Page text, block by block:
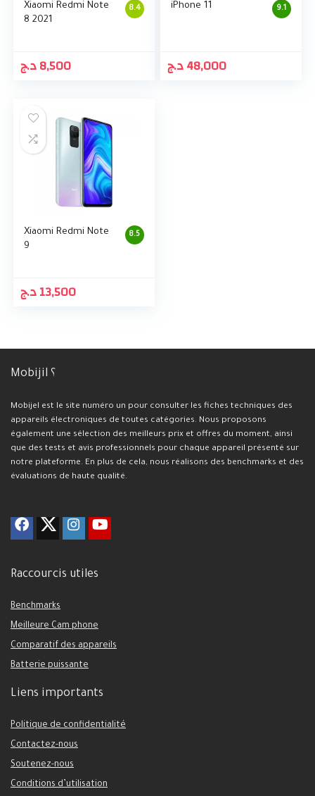
8.4
Xiaomi Redmi Note
8 2021
8,500د.ج
9.1
iPhone 11
48,000د.ج
8.5
Xiaomi Redmi Note
9
13,500د.ج
Mobijil ؟
Mobijel est le site numéro un pour consulter les fiches techniques des
appareils électroniques de toutes catégories. Nous proposons
également une sélection des meilleurs prix et offres du moment, ainsi
que des tests et avis professionnels pour chaque appareil présenté sur
notre plateforme. En plus de cela, nous réalisons des benchmarks et des
évaluations de haute qualité.
Raccourcis utiles
Benchmarks
Meilleure Cam phone
Comparatif des appareils
Batterie puissante
Liens importants
Politique de confidentialité
Contactez-nous
Soutenez-nous
Conditions d’utilisation